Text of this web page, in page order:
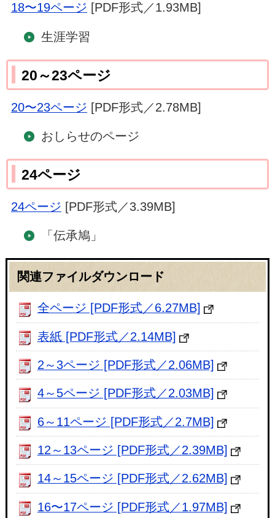
18〜19ページ [PDF形式／1.93MB]
生涯学習
20～23ページ
20〜23ページ [PDF形式／2.78MB]
おしらせのページ
24ページ
24ページ [PDF形式／3.39MB]
「伝承鳩」
関連ファイルダウンロード
全ページ [PDF形式／6.27MB]
表紙 [PDF形式／2.14MB]
2～3ページ [PDF形式／2.06MB]
4～5ページ [PDF形式／2.03MB]
6～11ページ [PDF形式／2.7MB]
12～13ページ [PDF形式／2.39MB]
14～15ページ [PDF形式／2.62MB]
16〜17ページ [PDF形式／1.97MB]